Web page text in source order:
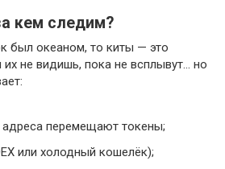
кем следим?
был океаном, то киты — это
не видишь, пока не всплывут… но
адреса перемещают токены;
или холодный кошелёк);